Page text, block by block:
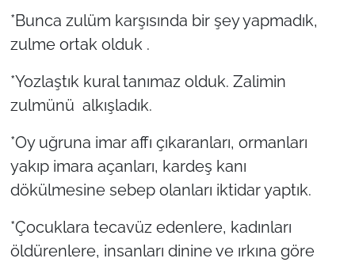
*Bunca zulüm karşısında bir şey yapmadık,
zulme ortak olduk .
*Yozlaştık kural tanımaz olduk. Zalimin
zulmünü alkışladık.
*Oy uğruna imar affı çıkaranları, ormanları
yakıp imara açanları, kardeş kanı
dökülmesine sebep olanları iktidar yaptık.
*Çocuklara tecavüz edenlere, kadınları
öldürenlere, insanları dinine ve ırkına göre